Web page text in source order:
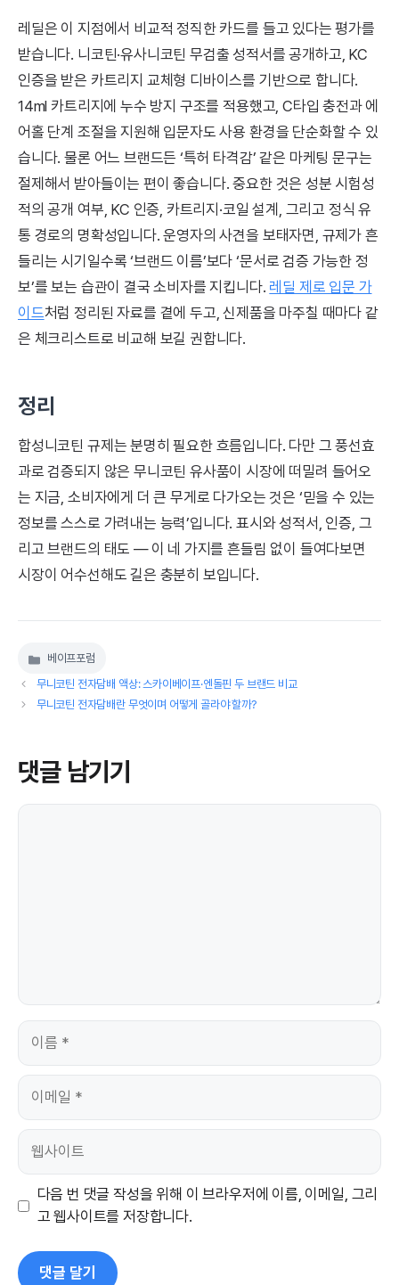
레딜은 이 지점에서 비교적 정직한 카드를 들고 있다는 평가를
받습니다. 니코틴·유사니코틴 무검출 성적서를 공개하고, KC
인증을 받은 카트리지 교체형 디바이스를 기반으로 합니다.
14ml 카트리지에 누수 방지 구조를 적용했고, C타입 충전과 에
어홀 단계 조절을 지원해 입문자도 사용 환경을 단순화할 수 있
습니다. 물론 어느 브랜드든 ‘특허 타격감’ 같은 마케팅 문구는
절제해서 받아들이는 편이 좋습니다. 중요한 것은 성분 시험성
적의 공개 여부, KC 인증, 카트리지·코일 설계, 그리고 정식 유
통 경로의 명확성입니다. 운영자의 사견을 보태자면, 규제가 흔
들리는 시기일수록 ‘브랜드 이름’보다 ‘문서로 검증 가능한 정
보’를 보는 습관이 결국 소비자를 지킵니다. 레딜 제로 입문 가
이드처럼 정리된 자료를 곁에 두고, 신제품을 마주칠 때마다 같
은 체크리스트로 비교해 보길 권합니다.
정리
합성니코틴 규제는 분명히 필요한 흐름입니다. 다만 그 풍선효
과로 검증되지 않은 무니코틴 유사품이 시장에 떠밀려 들어오
는 지금, 소비자에게 더 큰 무게로 다가오는 것은 ‘믿을 수 있는
정보를 스스로 가려내는 능력’입니다. 표시와 성적서, 인증, 그
리고 브랜드의 태도 — 이 네 가지를 흔들림 없이 들여다보면
시장이 어수선해도 길은 충분히 보입니다.
카
테
베이프포럼
무니코틴 전자담배 액상: 스카이베이프·엔돌핀 두 브랜드 비교
무니코틴 전자담배란 무엇이며 어떻게 골라야 할까?
댓글 남기기
댓
이
이
일
웹
트
다음 번 댓글 작성을 위해 이 브라우저에 이름, 이메일, 그리
고 웹사이트를 저장합니다.